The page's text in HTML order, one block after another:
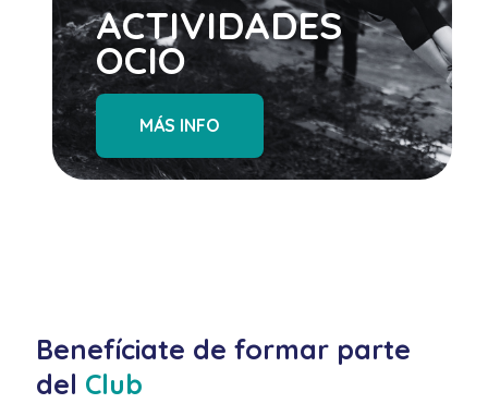
ACTIVIDADES
OCIO
MÁS INFO
Benefíciate de formar parte
del Club